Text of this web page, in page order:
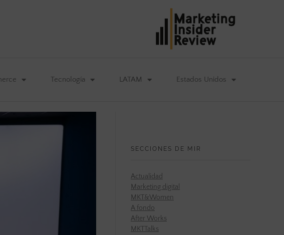
Tecnología LATAM Estados Unidos
SECCIONES DE MIR
Actualidad
Marketing digital
MKT&Women
A fondo
After Works
MKTTalks